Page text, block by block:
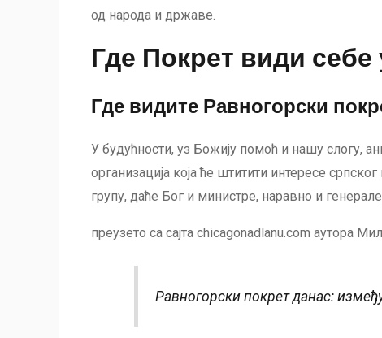
од народа и државе.
Где Покрет види себе
Где видите Равногорски
У будућности, уз Божију помоћ и нашу слогу,
организација која ће штитити интересе
групу, даће Бог и министре, наравно и
преузето са сајта chicagonadlanu.com аутора
Равногорски покрет данас: